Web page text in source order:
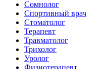
Сомнолог
Спортивный врач
Стоматолог
Терапевт
Травматолог
Трихолог
Уролог
Физиотерапевт